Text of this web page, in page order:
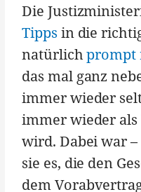
Die
Tipps in die
natürlichprompt
das mal ganz
immer wieder
immer wieder
wird. Dabei war –
sie es, die den
dem